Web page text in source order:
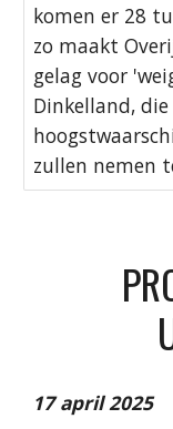
komen er 28
zo maakt
gelag voor
Dinkelland,
zullen nemen
17 april 2025